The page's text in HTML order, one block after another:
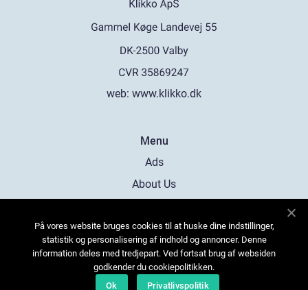
web: www.klikko.dk
Menu
Ads
About Us
Contact
Sitemap
På vores website bruges cookies til at huske dine indstillinger,
statistik og personalisering af indhold og annoncer. Denne
information deles med tredjepart. Ved fortsat brug af websiden
godkender du cookiepolitikken.
Ok
Privatlivspolitik